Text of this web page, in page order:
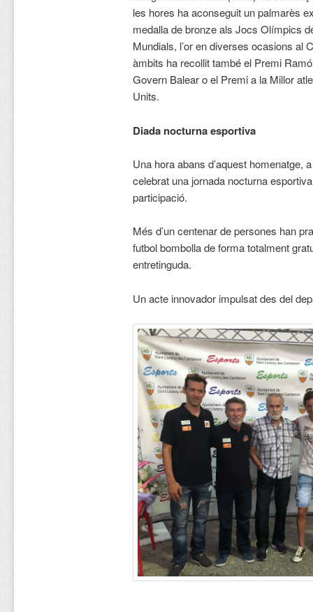
les hores ha aconseguit un palmarès
medalla de bronze als Jocs Olímpics
Mundials, l’or en diverses ocasions al
àmbits ha recollit també el Premi
Govern Balear o el Premi a la Millor
Units.
Diada nocturna esportiva
Una hora abans d’aquest homenatge,
celebrat una jornada nocturna
participació.
Més d’un centenar de persones han
futbol bombolla de forma totalment
entretinguda.
Un acte innovador impulsat des del